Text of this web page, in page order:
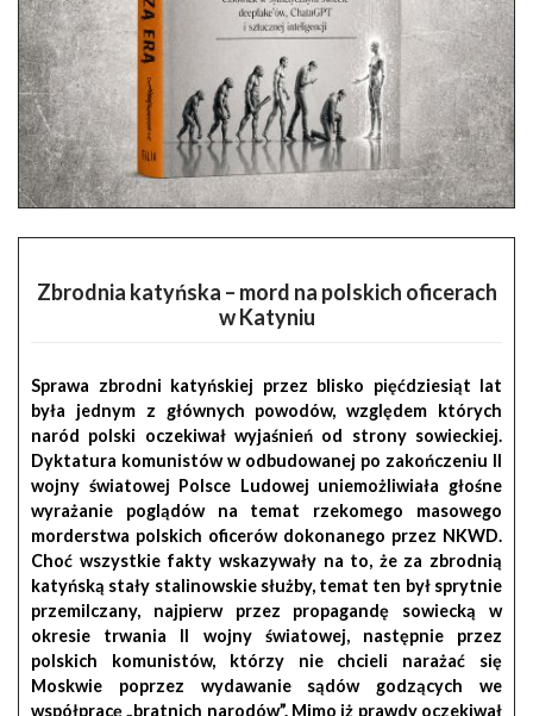
Zbrodnia katyńska – mord na polskich oficerach
w Katyniu
Sprawa zbrodni katyńskiej przez blisko pięćdziesiąt lat
była jednym z głównych powodów, względem których
naród polski oczekiwał wyjaśnień od strony sowieckiej.
Dyktatura komunistów w odbudowanej po zakończeniu II
wojny światowej Polsce Ludowej uniemożliwiała głośne
wyrażanie poglądów na temat rzekomego masowego
morderstwa polskich oficerów dokonanego przez NKWD.
Choć wszystkie fakty wskazywały na to, że za zbrodnią
katyńską stały stalinowskie służby, temat ten był sprytnie
przemilczany, najpierw przez propagandę sowiecką w
okresie trwania II wojny światowej, następnie przez
polskich komunistów, którzy nie chcieli narażać się
Moskwie poprzez wydawanie sądów godzących we
współpracę „bratnich narodów”. Mimo iż prawdy oczekiwał